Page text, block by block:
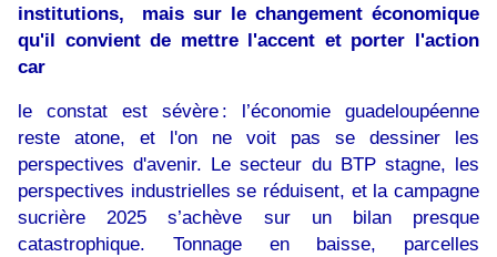
institutions, mais sur le changement économique
qu'il convient de mettre l'accent et porter l'action
car
le constat est sévère : l’économie guadeloupéenne
reste atone, et l'on ne voit pas se dessiner les
perspectives d'avenir. Le secteur du BTP stagne, les
perspectives industrielles se réduisent, et la campagne
sucrière 2025 s’achève sur un bilan presque
catastrophique. Tonnage en baisse, parcelles